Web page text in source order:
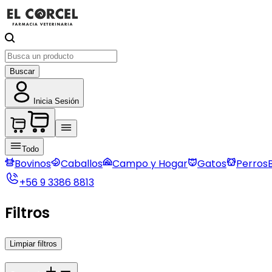
Buscar
Inicia Sesión
Todo
Bovinos Caballos Campo y Hogar Gatos Perros
+56 9 3386 8813
Filtros
Limpiar filtros